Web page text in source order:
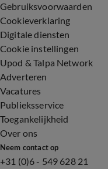
Gebruiksvoorwaarden
Cookieverklaring
Digitale diensten
Cookie instellingen
Upod & Talpa Network
Adverteren
Vacatures
Publieksservice
Toegankelijkheid
Over ons
Neem contact op
+31 (0)6 - 549 628 21